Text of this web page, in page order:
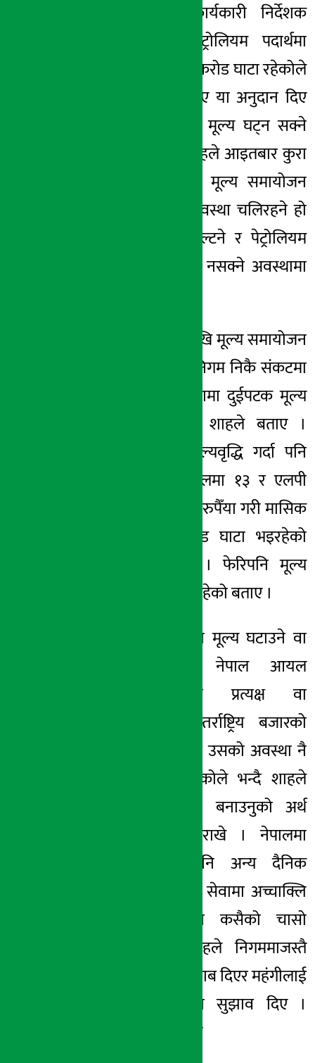
निमित्त नायव कार्यकारी निर्देशक
नागेन्द्र शाहले पेट्रोलियम पदार्थमा
मासिक ५ अर्ब २० करोड घाटा रहेकोले
सरकारले कर घटाए या अनुदान दिए
अहिले समायोजित मूल्य घट्न सक्ने
बताएका छन् । शाहले आइतबार कुरा
गर्दै अब चाँडै थप मूल्य समायोजन
नगर्ने हो र यही अवस्था चलिरहने हो
भने निगम टाट पल्टने र पेट्रोलियम
पदार्थ वितरण गर्न नसक्ने अवस्थामा
निकै लामो समयदेखि मूल्य समायोजन
नगरेकोले आयल निगम निकै संकटमा
परेकोले एक महिनामा दुईपटक मूल्य
समायोजन गरेको शाहले बताए ।
पछिल्लो पटक मूल्यवृद्धि गर्दा पनि
पेट्रोलमा १७, डिजेलमा १३ र एलपी
ग्याँसमा ६ सय ५७ रुपैँया गरी मासिक
५ अर्ब २० कारोड घाटा भइरहेको
शाहको दाबी छ । फेरिपनि मूल्य
वृद्धिको विकल्प नरहेको बताए ।
पेट्रोलियम पदार्थको मूल्य घटाउने वा
बढाउने कार्यमा नेपाल आयल
निगमभन्दा पनि प्रत्यक्ष वा
अप्रत्यक्षरुपमा अन्तर्राष्ट्रिय बजारको
भाउ, मुद्रा स्फिति र उसको अवस्था नै
जिम्मेवार हुने भएकोले भन्दै शाहले
आफूहरुलाई तारो बनाउनुको अर्थ
नभएको धारणा राखे । नेपालमा
पेट्रोलियमभन्दा पनि अन्य दैनिक
उपभोग्य वस्तु तथा सेवामा अच्चाक्लि
मूल्यवृद्धि हुँदापनि कसैको चासो
नभएको भन्दै शाहले निगममाजस्तै
अन्य क्षेत्रमा पनि दबाब दिएर महंगीलाई
नियन्त्रण गर्नुपर्नेमा सुझाव दिए ।
“नेपालको विडम्बना